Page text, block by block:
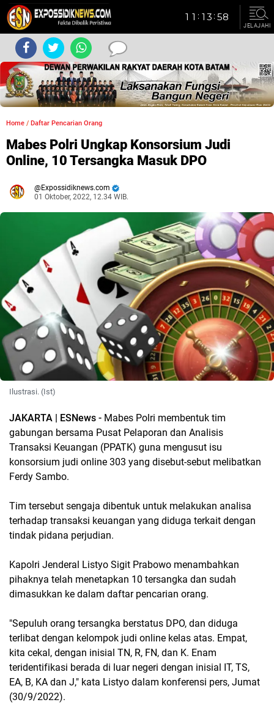
JELAJAHI
Home / Daftar Pencarian Orang
Mabes Polri Ungkap Konsorsium Judi
Online, 10 Tersangka Masuk DPO
Expossidiknews.com
01 Oktober, 2022, 12.34 WIB.
Ilustrasi. (Ist)
JAKARTA | ESNews - Mabes Polri membentuk tim
gabungan bersama Pusat Pelaporan dan Analisis
Transaksi Keuangan (PPATK) guna mengusut isu
konsorsium judi online 303 yang disebut-sebut melibatkan
Ferdy Sambo.
Tim tersebut sengaja dibentuk untuk melakukan analisa
terhadap transaksi keuangan yang diduga terkait dengan
tindak pidana perjudian.
Kapolri Jenderal Listyo Sigit Prabowo menambahkan
pihaknya telah menetapkan 10 tersangka dan sudah
dimasukkan ke dalam daftar pencarian orang.
"Sepuluh orang tersangka berstatus DPO, dan diduga
terlibat dengan kelompok judi online kelas atas. Empat,
kita cekal, dengan inisial TN, R, FN, dan K. Enam
teridentifikasi berada di luar negeri dengan inisial IT, TS,
EA, B, KA dan J," kata Listyo dalam konferensi pers, Jumat
(30/9/2022).